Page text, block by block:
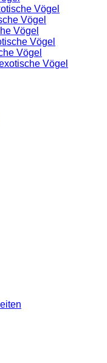
Vögel
Vögel
Vögel
Vögel
Vögel
Vögel